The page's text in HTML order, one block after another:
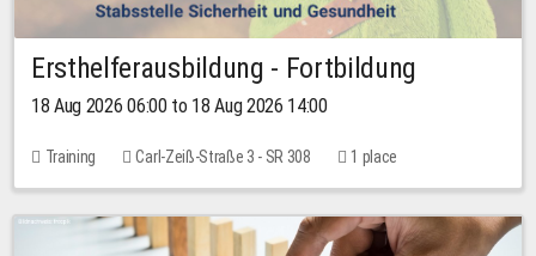
Ersthelferausbildung - Fortbildung
18 Aug 2026 06:00 to 18 Aug 2026 14:00
Training Carl-Zeiß-Straße 3 - SR 308 1 place